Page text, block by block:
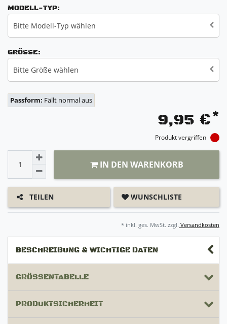
MODELL-TYP:
Bitte Modell-Typ wählen
GRÖSSE:
Bitte Größe wählen
Passform: Fällt normal aus
9,95 €*
Produkt vergriffen
IN DEN WARENKORB
TEILEN WUNSCHLISTE
* inkl. ges. MwSt. zzgl. Versandkosten
BESCHREIBUNG & WICHTIGE DATEN
GRÖSSENTABELLE
PRODUKTSICHERHEIT